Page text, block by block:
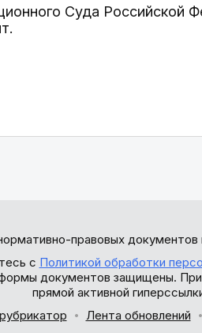
Суда Российской
правовых документов
с Политикой обработки
документов защищены.
прямой активной
Лента обновлений